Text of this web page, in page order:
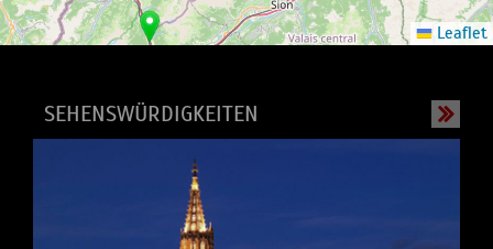
Leaflet
SEHENSWÜRDIGKEITEN